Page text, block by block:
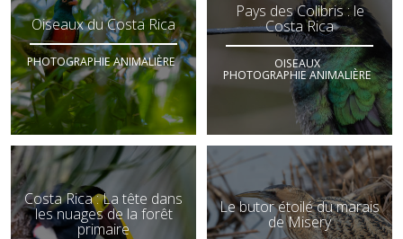
Oiseaux du Costa Rica
PHOTOGRAPHIE ANIMALIÈRE
Pays des Colibris : le
Costa Rica
OISEAUX
PHOTOGRAPHIE ANIMALIÈRE
Costa Rica : La tête dans
les nuages de la forêt
primaire
Le butor étoilé du marais
de Misery